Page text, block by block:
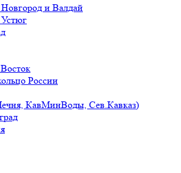
и Валдай
России
КавМинВоды, Сев.Кавказ)